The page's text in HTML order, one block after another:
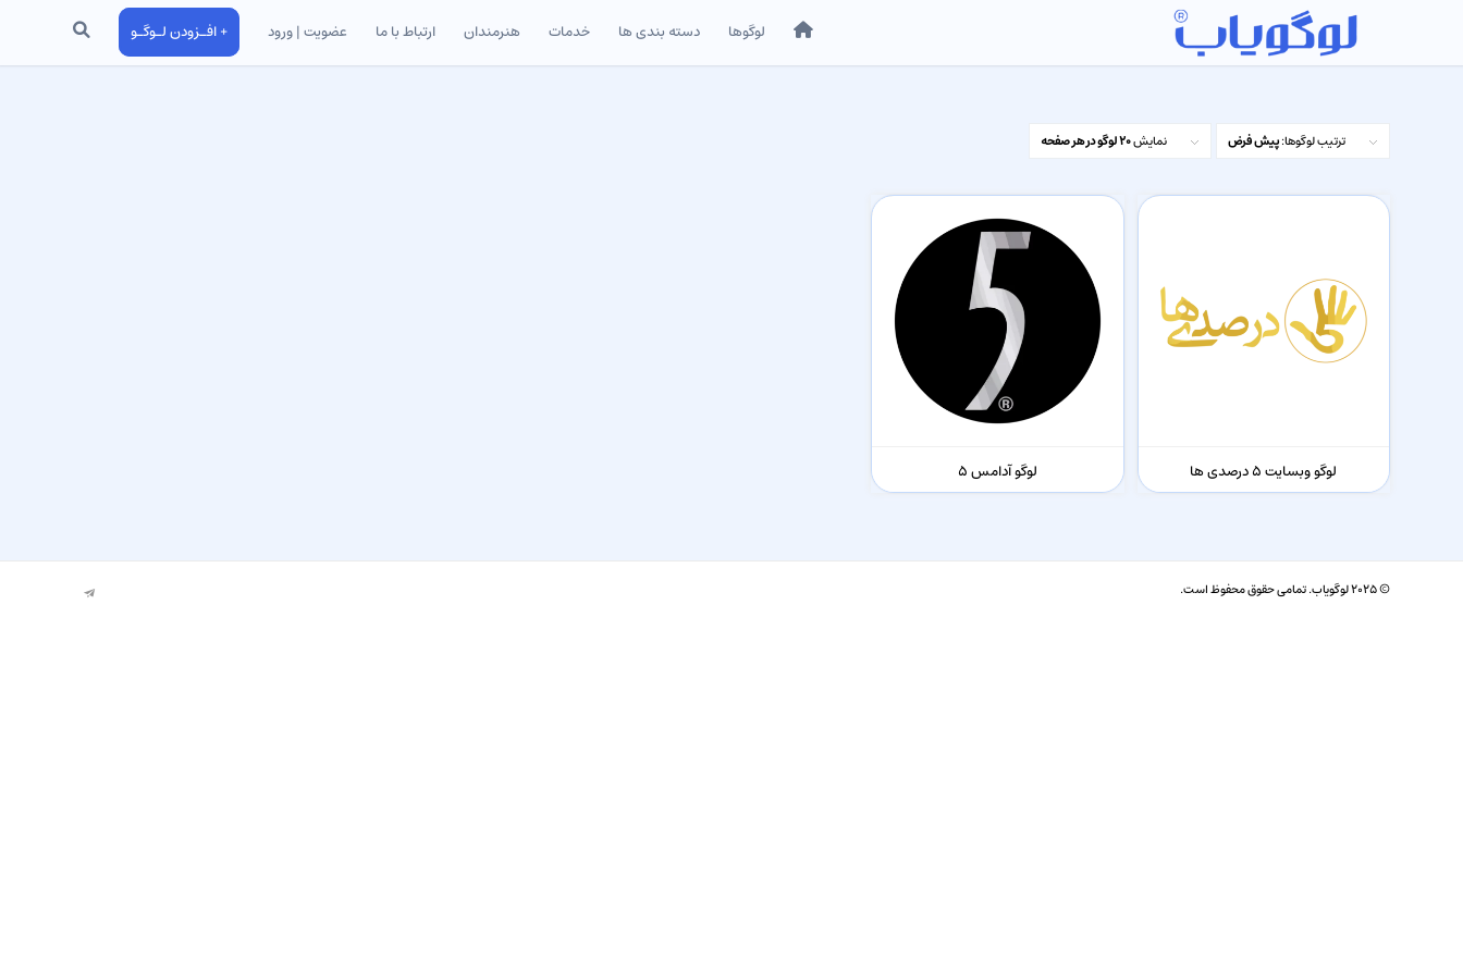
خانه لوگوها دسته بندی ها خدمات هنرمندان ارتباط با ما عضویت | ورود + افـزودن لـوگـو جستجو
ترتیب لوگوها:پیش فرض نمایش20 لوگو در هر صفحه
لوگو وبسایت 5 درصدی ها لوگو آدامس 5
© ۲۰۲۵ لوگویاب. تمامی حقوق محفوظ است.